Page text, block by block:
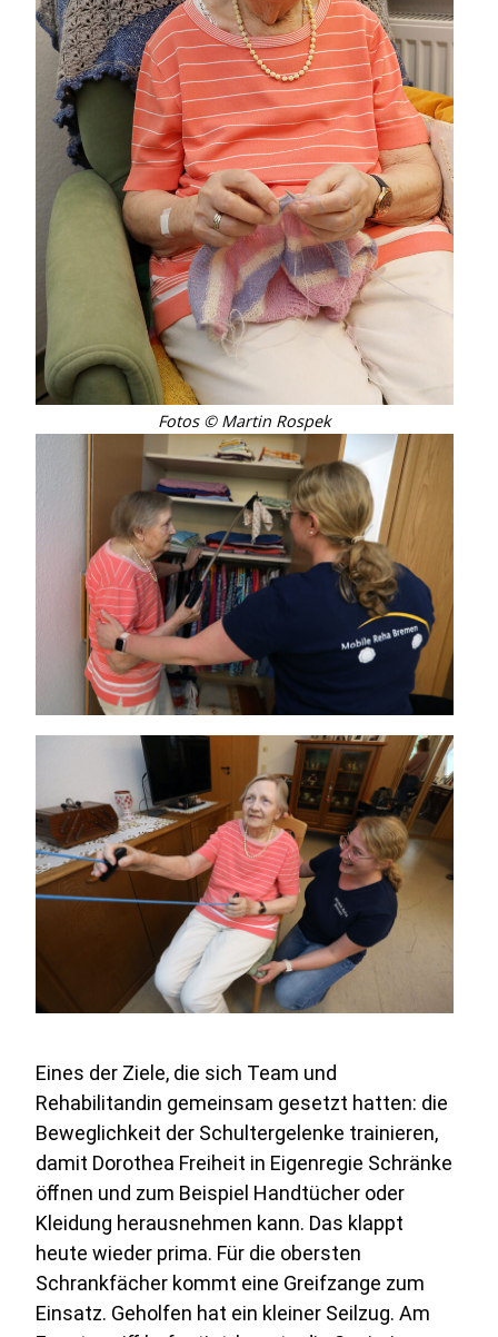
Fotos © Martin Rospek
Eines der Ziele, die sich Team und
Rehabilitandin gemeinsam gesetzt hatten: die
Beweglichkeit der Schultergelenke trainieren,
damit Dorothea Freiheit in Eigenregie Schränke
öﬀnen und zum Beispiel Handtücher oder
Kleidung herausnehmen kann. Das klappt
heute wieder prima. Für die obersten
Schrankfächer kommt eine Greifzange zum
Einsatz. Geholfen hat ein kleiner Seilzug. Am